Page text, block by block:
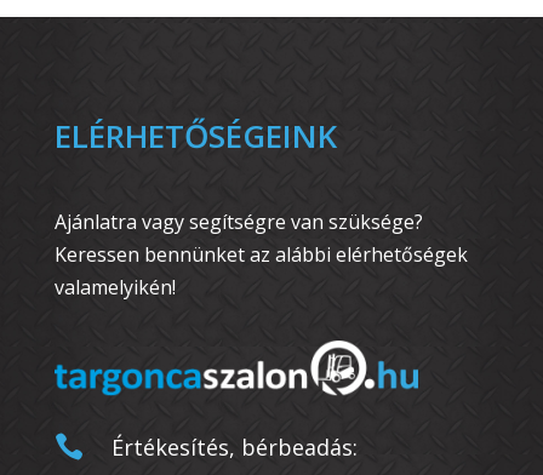
ELÉRHETŐSÉGEINK
Ajánlatra vagy segítségre van szüksége?
Keressen bennünket az alábbi elérhetőségek
valamelyikén!
 Értékesítés, bérbeadás: